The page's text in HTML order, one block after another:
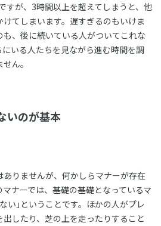
すが、3時間以上を超えてしまうと、他
てしまいます。遅すぎるのもいけま
、後に続いている人がついてこれな
いる人たちを見ながら進む時間を調
ん。
いのが基本
りませんが、何かしらマナーが存在
ナーでは、基礎の基礎となっているマ
い｣ということです。ほかの人がプレ
したり、芝の上を走ったりすること